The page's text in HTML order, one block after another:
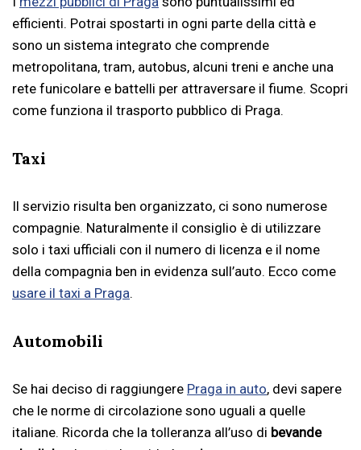
efficienti. Potrai spostarti in ogni parte della città e
sono un sistema integrato che comprende
metropolitana, tram, autobus, alcuni treni e anche una
rete funicolare e battelli per attraversare il fiume. Scopri
come funziona il trasporto pubblico di Praga.
Taxi
Il servizio risulta ben organizzato, ci sono numerose
compagnie. Naturalmente il consiglio è di utilizzare
solo i taxi ufficiali con il numero di licenza e il nome
della compagnia ben in evidenza sull’auto. Ecco come
usare il taxi a Praga.
Automobili
Se hai deciso di raggiungere Praga in auto, devi sapere
che le norme di circolazione sono uguali a quelle
italiane. Ricorda che la tolleranza all’uso di bevande